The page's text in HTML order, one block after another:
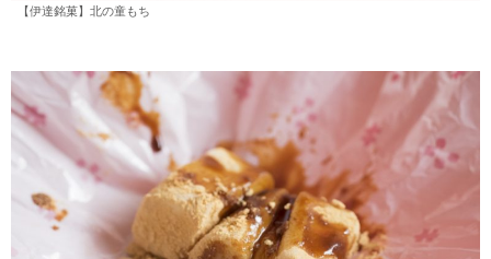
【伊達銘菓】北の童もち